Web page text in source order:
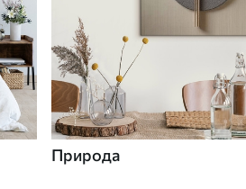
Природа